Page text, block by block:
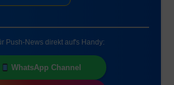
Push-News direkt auf's Handy:
WhatsApp Channel